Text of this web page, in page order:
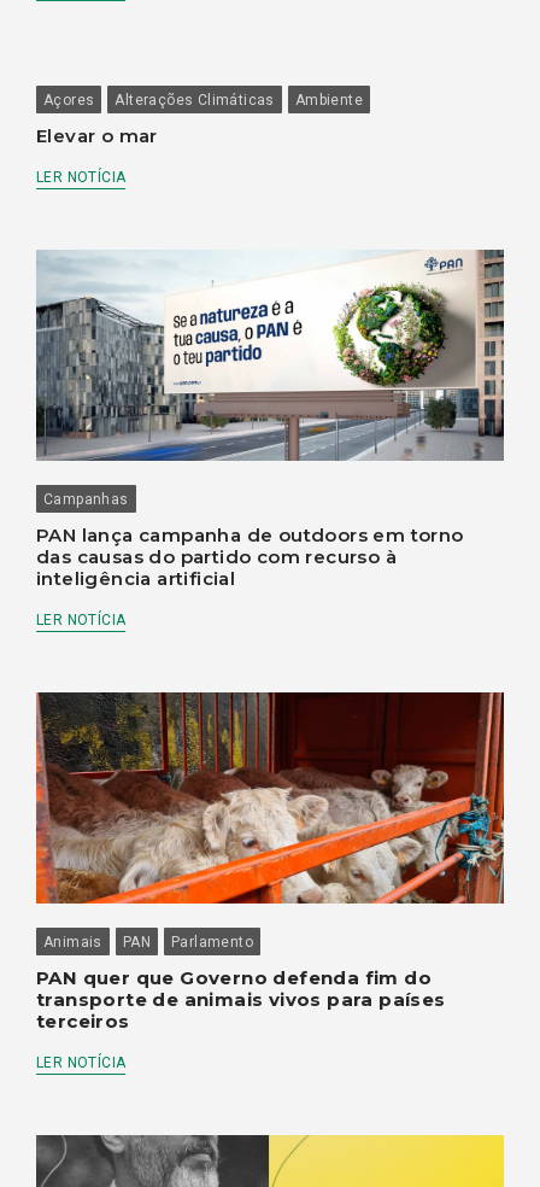
Açores Alterações Climáticas Ambiente
Elevar o mar
LER NOTÍCIA
Campanhas
PAN lança campanha de outdoors em torno
das causas do partido com recurso à
inteligência artificial
LER NOTÍCIA
Animais PAN Parlamento
PAN quer que Governo defenda fim do
transporte de animais vivos para países
terceiros
LER NOTÍCIA